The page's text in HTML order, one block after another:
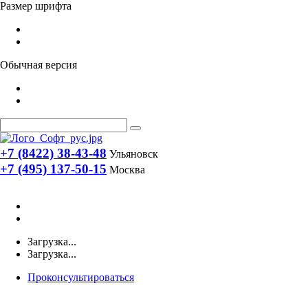
Размер шрифта
Обычная версия
+7 (8422) 38-43-48 Ульяновск
+7 (495) 137-50-15 Москва
Загрузка...
Загрузка...
Проконсультироваться